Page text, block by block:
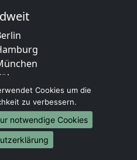
am Main
Cookies um die
zu verbessern.
notwendige Cookies